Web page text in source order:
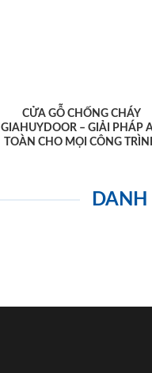
CỬA GỖ CHỐNG CHÁY
GIAHUYDOOR – GIẢI PHÁP
TOÀN CHO MỌI CÔNG